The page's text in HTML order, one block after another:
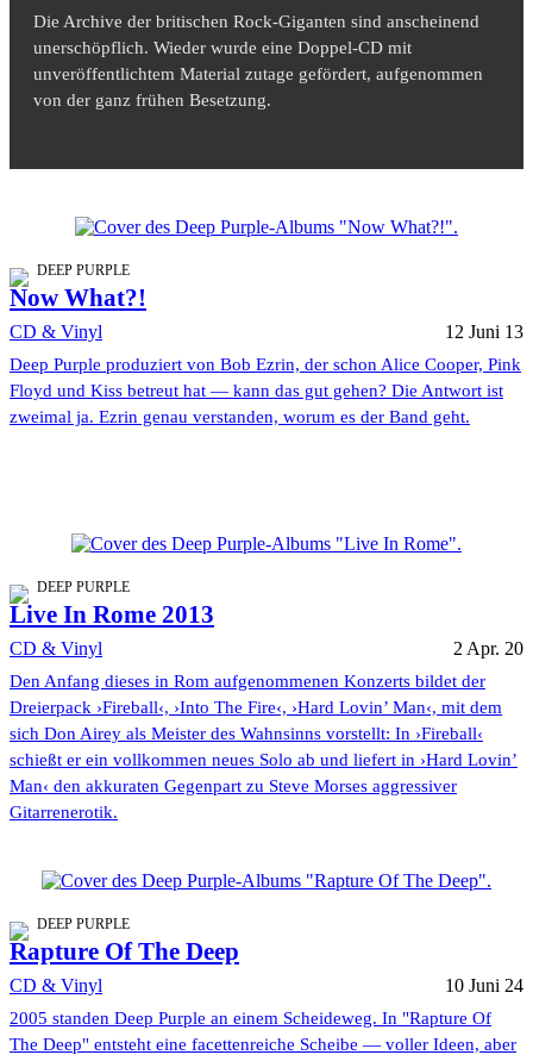
Die Archive der britischen Rock-Giganten sind anscheinend
unerschöpflich. Wieder wurde eine Doppel-CD mit
unveröffentlichtem Material zutage gefördert, aufgenommen
von der ganz frühen Besetzung.
DEEP PURPLE
Now What?!
CD & Vinyl 12 Juni 13
Deep Purple produziert von Bob Ezrin, der schon Alice Cooper, Pink
Floyd und Kiss betreut hat — kann das gut gehen? Die Antwort ist
zweimal ja. Ezrin genau verstanden, worum es der Band geht.
DEEP PURPLE
Live In Rome 2013
CD & Vinyl 2 Apr. 20
Den Anfang dieses in Rom aufgenommenen Konzerts bildet der
Dreierpack ›Fireball‹, ›Into The Fire‹, ›Hard Lovin’ Man‹, mit dem
sich Don Airey als Meister des Wahnsinns vorstellt: In ›Fireball‹
schießt er ein vollkommen neues Solo ab und liefert in ›Hard Lovin’
Man‹ den akkuraten Gegenpart zu Steve Morses aggressiver
Gitarrenerotik.
DEEP PURPLE
Rapture Of The Deep
CD & Vinyl 10 Juni 24
2005 standen Deep Purple an einem Scheideweg. In "Rapture Of
The Deep" entsteht eine facettenreiche Scheibe — voller Ideen, aber